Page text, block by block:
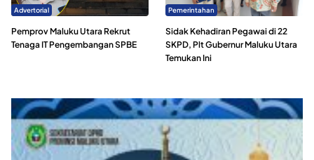
Advertorial
Pemprov Maluku Utara Rekrut
Tenaga IT Pengembangan SPBE
Pemerintahan
Sidak Kehadiran Pegawai di 22
SKPD, Plt Gubernur Maluku Utara
Temukan Ini